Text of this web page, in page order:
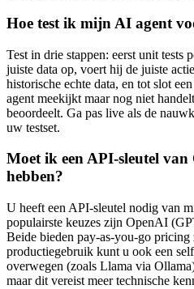
Hoe test ik mijn AI agent
Test in drie stappen: eerst unit tests
juiste data op, voert hij de juiste
historische echte data, en tot slot
agent meekijkt maar nog niet
beoordeelt. Ga pas live als de
uw testset.
Moet ik een API-sleutel
hebben?
U heeft een API-sleutel nodig van
populairste keuzes zijn OpenAI
Beide bieden pay-as-you-go
productiegebruik kunt u ook een
overwegen (zoals Llama via
maar dit vereist meer technische